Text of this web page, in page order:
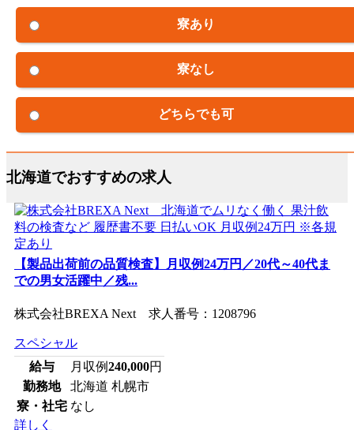
寮あり
寮なし
どちらでも可
北海道でおすすめの求人
【製品出荷前の品質検査】月収例24万円／20代～40代ま
での男女活躍中／残...
株式会社BREXA Next 求人番号：1208796
スペシャル
給与
月収例240,000円
勤務地
北海道 札幌市
寮・社宅 なし
詳しく